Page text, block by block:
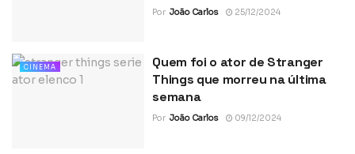
Por João Carlos 25/12/2024
CINEMA
Quem foi o ator de Stranger
Things que morreu na última
semana
Por João Carlos 09/12/2024